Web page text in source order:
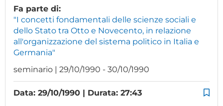
Fa parte di:
"I concetti fondamentali delle scienze sociali e
dello Stato tra Otto e Novecento, in relazione
all'organizzazione del sistema politico in Italia e
Germania"
seminario | 29/10/1990 - 30/10/1990
Data: 29/10/1990 | Durata: 27:43